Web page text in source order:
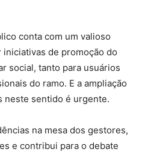
conta com um valioso
de promoção do
social, tanto para usuários
do ramo. E a ampliação
neste sentido é urgente.
na mesa dos gestores,
e contribui para o debate